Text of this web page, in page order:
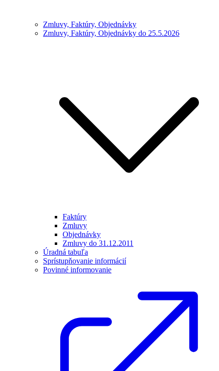
Zmluvy, Faktúry, Objednávky
Zmluvy, Faktúry, Objednávky do 25.5.2026
Faktúry
Zmluvy
Objednávky
Zmluvy do 31.12.2011
Úradná tabuľa
Sprístupňovanie informácií
Povinné informovanie